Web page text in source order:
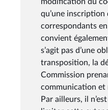
qu’une inscription
correspondants
convient
s’agit pas d’une
transposition, la
Commission
communication et
Par ailleurs, il